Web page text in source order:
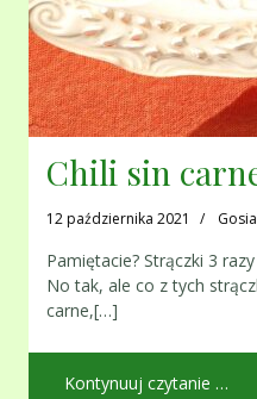
Chili sin
12 października 2021 Gosia
Pamiętacie? Strączki 3
No tak, ale co z tych
carne,[…]
Kontynuuj czytanie …